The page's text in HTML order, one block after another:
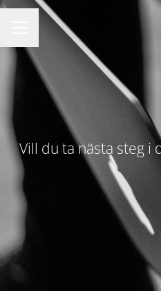
KARRIÄRMENY
Vill du ta nästa steg i